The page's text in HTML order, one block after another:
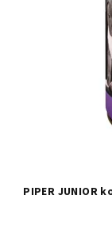
PIPER